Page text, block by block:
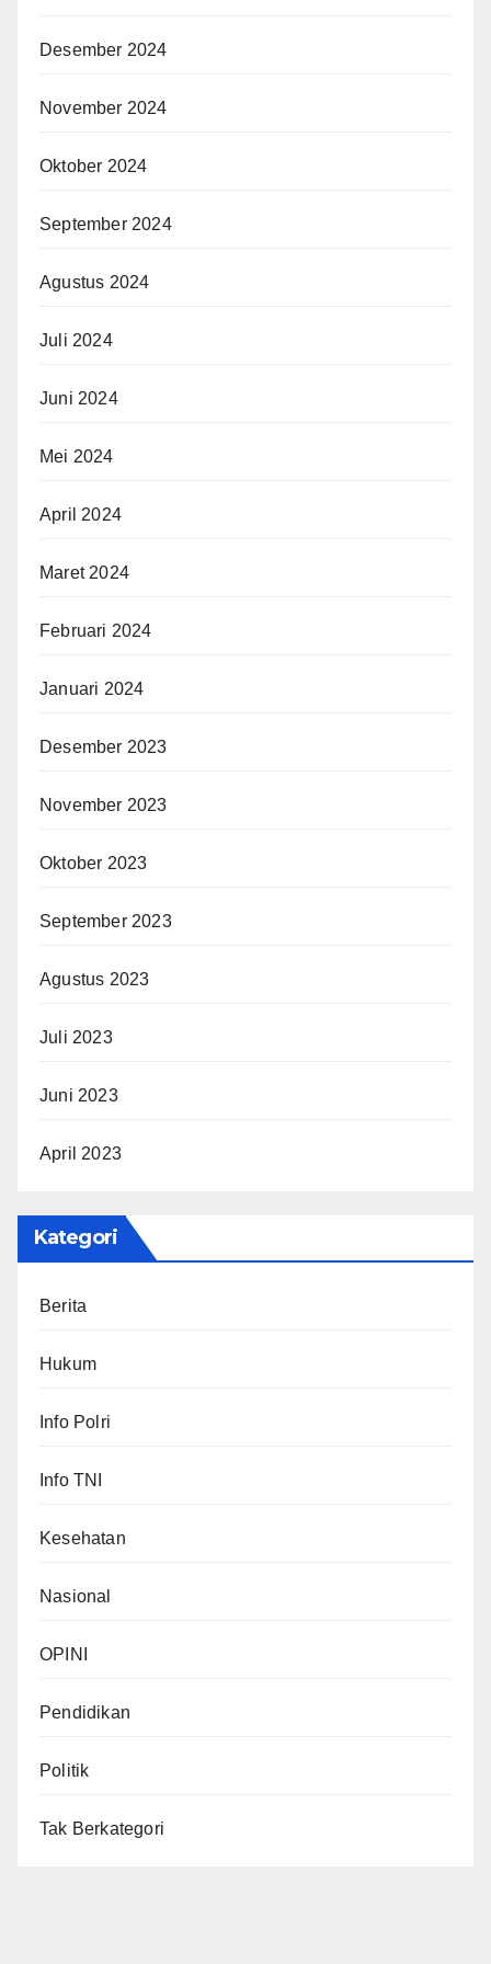
Desember 2024
November 2024
Oktober 2024
September 2024
Agustus 2024
Juli 2024
Juni 2024
Mei 2024
April 2024
Maret 2024
Februari 2024
Januari 2024
Desember 2023
November 2023
Oktober 2023
September 2023
Agustus 2023
Juli 2023
Juni 2023
April 2023
Kategori
Berita
Hukum
Info Polri
Info TNI
Kesehatan
Nasional
OPINI
Pendidikan
Politik
Tak Berkategori